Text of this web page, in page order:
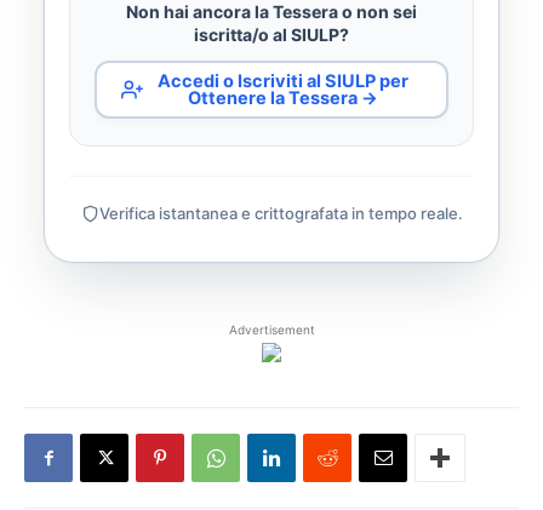
Non hai ancora la Tessera o non sei
iscritta/o al SIULP?
Accedi o Iscriviti al SIULP per
Ottenere la Tessera →
Verifica istantanea e crittografata in tempo reale.
Advertisement